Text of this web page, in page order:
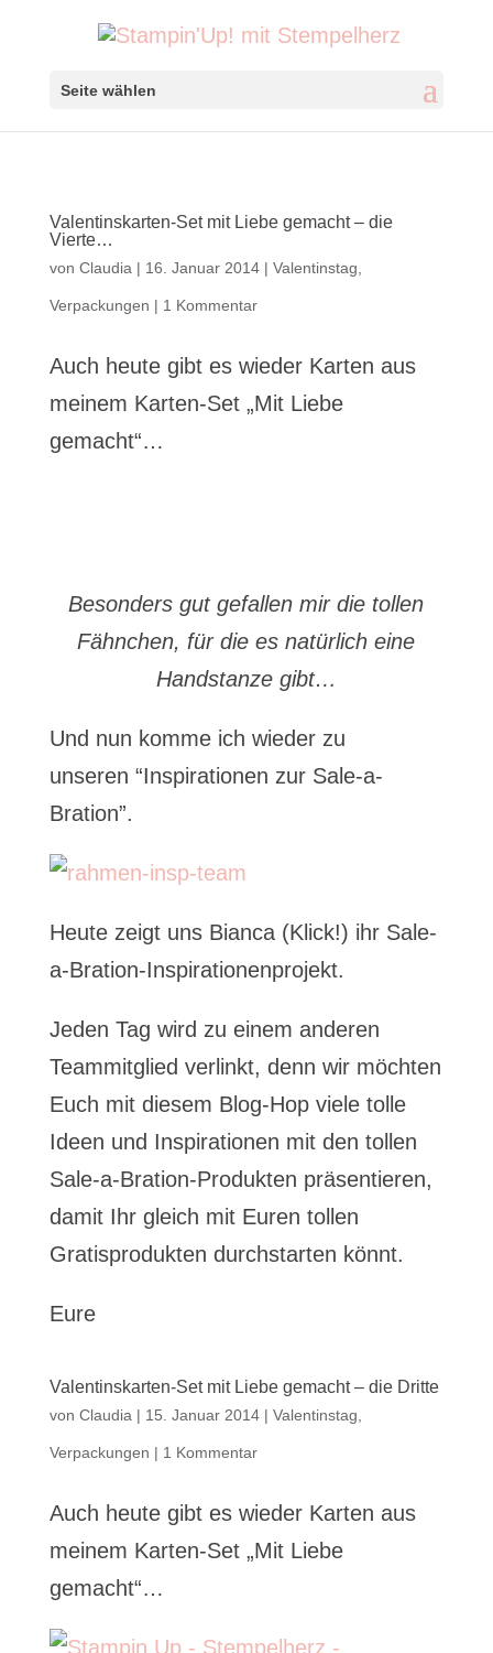
Seite wählen
Valentinskarten-Set mit Liebe gemacht – die
Vierte…
von Claudia | 16. Januar 2014| Valentinstag
Verpackungen | 1 Kommentar
Auch heute gibt es wieder Karten aus
meinem Karten-Set „Mit Liebe
gemacht“…
Besonders gut gefallen mir die tollen
Fähnchen, für die es natürlich eine
Handstanze gibt…
Und nun komme ich wieder zu
unseren “Inspirationen zur Sale-a-
Bration”.
Heute zeigt uns Bianca (Klick!) ihr Sale-
a-Bration-Inspirationenprojekt.
Jeden Tag wird zu einem anderen
Teammitglied verlinkt, denn wir möchten
Euch mit diesem Blog-Hop viele tolle
Ideen und Inspirationen mit den tollen
Sale-a-Bration-Produkten präsentieren,
damit Ihr gleich mit Euren tollen
Gratisprodukten durchstarten könnt.
Eure
Valentinskarten-Set mit Liebe gemacht – die Dritte
von Claudia | 15. Januar 2014| Valentinstag
Verpackungen | 1 Kommentar
Auch heute gibt es wieder Karten aus
meinem Karten-Set „Mit Liebe
gemacht“…